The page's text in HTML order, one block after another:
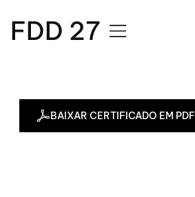
FDD 27
BAIXAR CERTIFICADO EM PDF